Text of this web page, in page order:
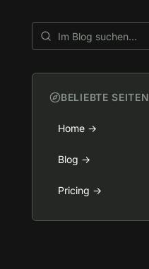
BELIEBTE SEITEN
Home →
Blog →
Pricing →